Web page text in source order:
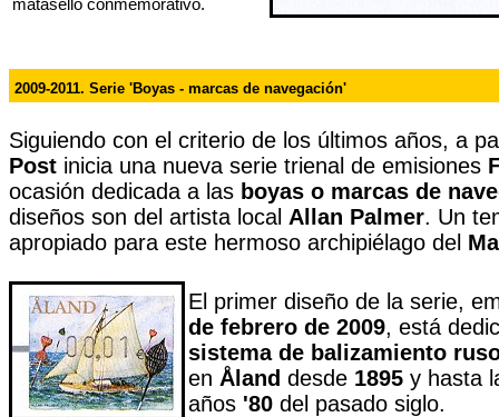
matasello conmemorativo.
2009-2011. Serie 'Boyas - marcas de navegación'
Siguiendo con el criterio de los últimos años, a
Post inicia una nueva serie trienal de emisiones
ocasión dedicada a las boyas o marcas de
diseños son del artista local Allan Palmer. Un
apropiado para este hermoso archipiélago del
El primer diseño de la serie,
de febrero de 2009, está
sistema de balizamiento
en Åland desde 1895 y hasta
años '80 del pasado siglo.